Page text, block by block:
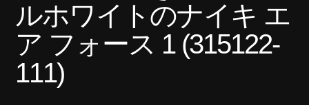
ルホワイトのナイキ エ
ア フォース 1 (315122-
111)